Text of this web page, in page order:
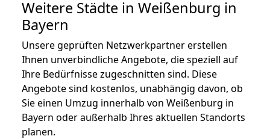
Weitere Städte in Weißenburg in
Bayern
Unsere geprüften Netzwerkpartner erstellen
Ihnen unverbindliche Angebote, die speziell auf
Ihre Bedürfnisse zugeschnitten sind. Diese
Angebote sind kostenlos, unabhängig davon, ob
Sie einen Umzug innerhalb von Weißenburg in
Bayern oder außerhalb Ihres aktuellen Standorts
planen.